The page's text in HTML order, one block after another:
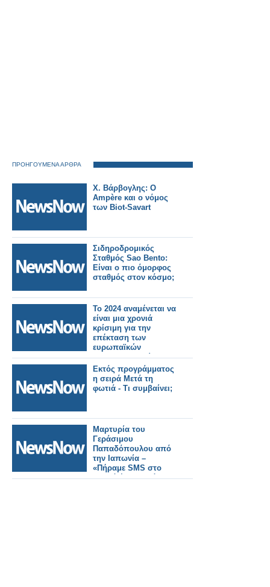
ΠΡΟΗΓΟΥΜΕΝΑ ΑΡΘΡΑ
Χ. Βάρβογλης: Ο
Ampère και ο νόμος
των Biot-Savart
Σιδηροδρομικός
Σταθμός Sao Bento:
Είναι ο πιο όμορφος
σταθμός στον κόσμο;
Το 2024 αναμένεται να
είναι μια χρονιά
κρίσιμη για την
επέκταση των
ευρωπαϊκών
σιδηροδρομικών
ταξιδιών
Εκτός προγράμματος
η σειρά Μετά τη
φωτιά - Τι συμβαίνει;
Μαρτυρία του
Γεράσιμου
Παπαδόπουλου από
την Ιαπωνία –
«Πήραμε SMS στο
κινητό ένα λεπτό πριν